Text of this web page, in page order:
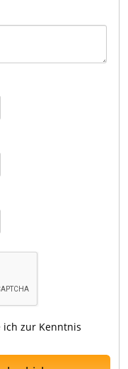
zur Kenntnis